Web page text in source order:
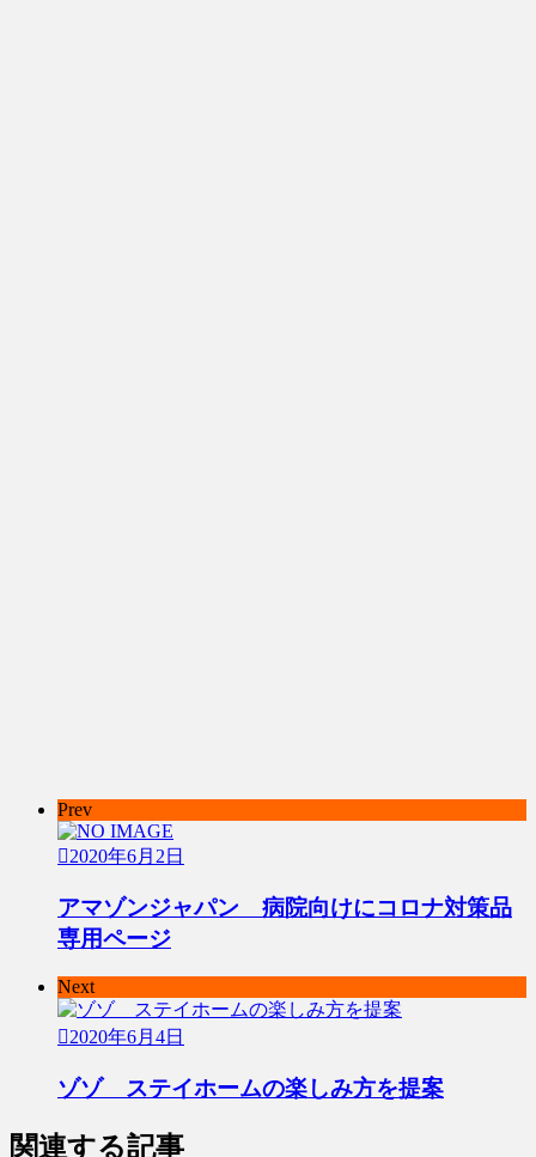
Prev
2020年6月2日
アマゾンジャパン 病院向けにコロナ対策品
専用ページ
Next
2020年6月4日
ゾゾ ステイホームの楽しみ方を提案
関連する記事